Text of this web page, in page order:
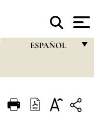
ESPAÑOL
ITALIANO